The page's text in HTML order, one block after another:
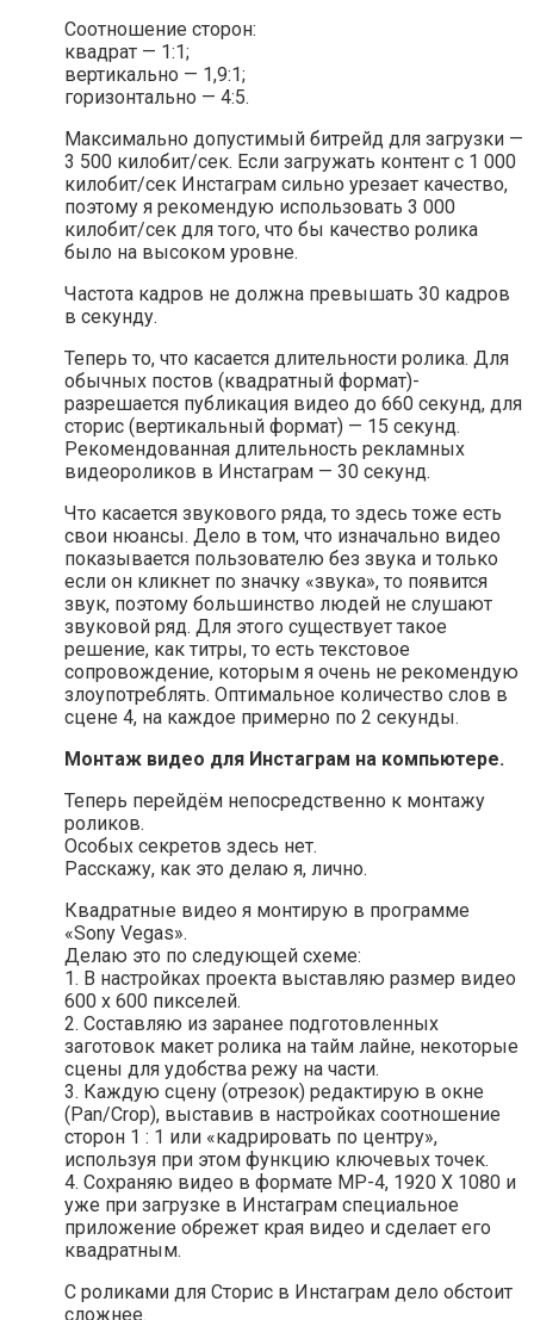
Соотношение сторон:
квадрат — 1:1;
вертикально — 1,9:1;
горизонтально — 4:5.
Максимально допустимый битрейд для загрузки —
3 500 килобит/сек. Если загружать контент с 1 000
килобит/сек Инстаграм сильно урезает качество,
поэтому я рекомендую использовать 3 000
килобит/сек для того, что бы качество ролика
было на высоком уровне.
Частота кадров не должна превышать 30 кадров
в секунду.
Теперь то, что касается длительности ролика. Для
обычных постов (квадратный формат)-
разрешается публикация видео до 660 секунд, для
сторис (вертикальный формат) — 15 секунд.
Рекомендованная длительность рекламных
видеороликов в Инстаграм — 30 секунд.
Что касается звукового ряда, то здесь тоже есть
свои нюансы. Дело в том, что изначально видео
показывается пользователю без звука и только
если он кликнет по значку «звука», то появится
звук, поэтому большинство людей не слушают
звуковой ряд. Для этого существует такое
решение, как титры, то есть текстовое
сопровождение, которым я очень не рекомендую
злоупотреблять. Оптимальное количество слов в
сцене 4, на каждое примерно по 2 секунды.
Монтаж видео для Инстаграм на компьютере.
Теперь перейдём непосредственно к монтажу
роликов.
Особых секретов здесь нет.
Расскажу, как это делаю я, лично.
Квадратные видео я монтирую в программе
«Sony Vegas».
Делаю это по следующей схеме:
1. В настройках проекта выставляю размер видео
600 х 600 пикселей.
2. Составляю из заранее подготовленных
заготовок макет ролика на тайм лайне, некоторые
сцены для удобства режу на части.
3. Каждую сцену (отрезок) редактирую в окне
(Pan/Crop), выставив в настройках соотношение
сторон 1 : 1 или «кадрировать по центру»,
используя при этом функцию ключевых точек.
4. Сохраняю видео в формате MP-4, 1920 Х 1080 и
уже при загрузке в Инстаграм специальное
приложение обрежет края видео и сделает его
квадратным.
С роликами для Сторис в Инстаграм дело обстоит
сложнее.